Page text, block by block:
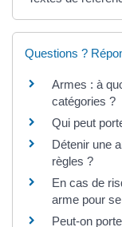
Questions ?
Armes : à
catégories ?
Qui peut
Détenir une
règles ?
En cas de
arme pour
Peut-on